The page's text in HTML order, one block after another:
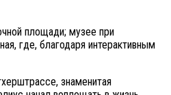
площади; музее при
где, благодаря интерактивным
знаменитая